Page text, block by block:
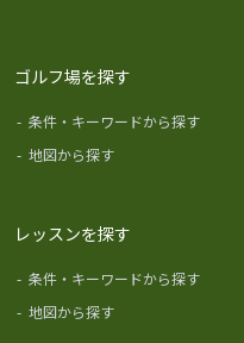
ゴルフ場を探す
- 条件・キーワードから探す
- 地図から探す
レッスンを探す
- 条件・キーワードから探す
- 地図から探す